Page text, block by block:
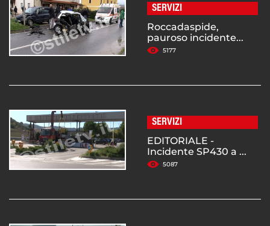
SERVIZI
Roccadaspide,
pauroso incidente...
5177
SERVIZI
EDITORIALE -
Incidente SP430 a ...
5087